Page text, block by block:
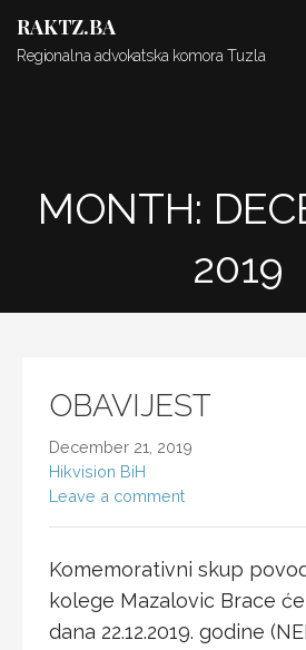
content
RAKTZ.BA
Regionalna advokatska komora Tuzla
MONTH:
2019
OBAVIJEST
December 21, 2019
Hikvision BiH
Leave a comment
Komemorativni skup
kolege Mazalovic Brace
dana 22.12.2019. godine